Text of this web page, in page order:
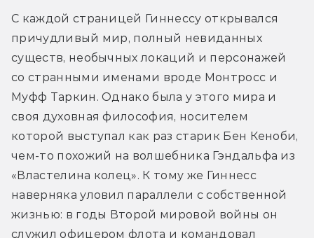
С каждой страницей Гиннессу открывался
причудливый мир, полный невиданных
существ, необычных локаций и персонажей
со странными именами вроде Монтросс и
Муфф Таркин. Однако была у этого мира и
своя духовная философия, носителем
которой выступал как раз старик Бен Кеноби,
чем-то похожий на волшебника Гэндальфа из
«Властелина колец». К тому же Гиннесс
наверняка уловил параллели с собственной
жизнью: в годы Второй мировой войны он
служил офицером флота и командовал